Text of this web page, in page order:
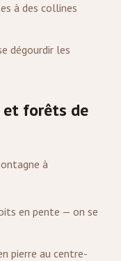
à des collines
dégourdir les
et forêts de
à
en pente — on se
pierre au centre-